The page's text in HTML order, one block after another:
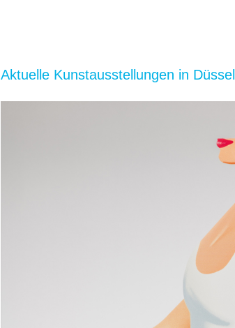
Aktuelle Kunstausstellungen in